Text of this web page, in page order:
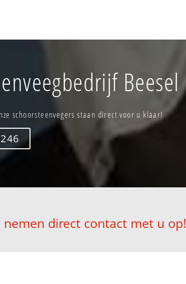
Beesel
schoorsteenvegers staan direct voor u klaar!
direct contact met u op!